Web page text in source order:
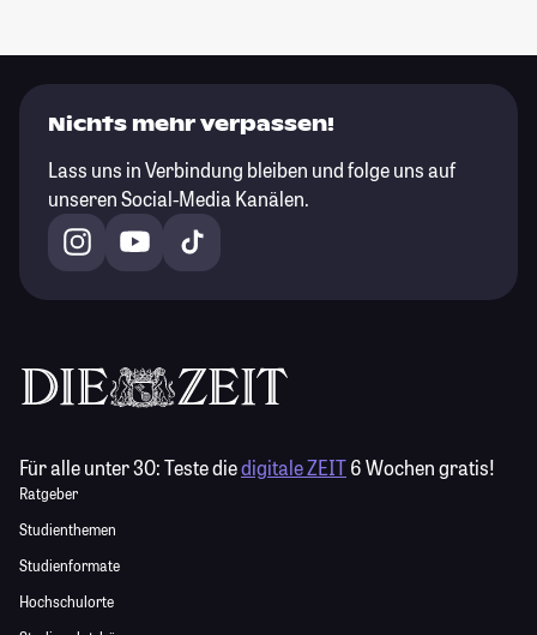
Nichts mehr verpassen!
Lass uns in Verbindung bleiben und folge uns auf
unseren Social-Media Kanälen.
Für alle unter 30:Teste diedigitale ZEIT6 Wochen gratis!
Ratgeber
Studienthemen
Studienformate
Hochschulorte